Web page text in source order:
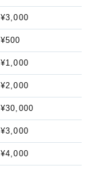
¥3,000
¥500
¥1,000
¥2,000
¥30,000
¥3,000
¥4,000